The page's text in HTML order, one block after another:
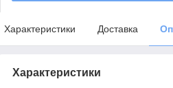
Характеристики Доставка
Характеристики